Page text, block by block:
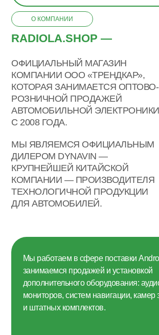
О КОМПАНИИ
Мы работаем в сфере поставки
занимаемся продажей и установкой
дополнительного оборудования:
мониторов, систем навигации, камер
и штатных комплектов.
ОФИЦИАЛЬНЫЙ МАГАЗИН
КОМПАНИИ ООО «ТРЕНДКАР»,
КОТОРАЯ ЗАНИМАЕТСЯ ОПТОВО-
РОЗНИЧНОЙ ПРОДАЖЕЙ
АВТОМОБИЛЬНОЙ ЭЛЕКТРОНИКИ
С 2008 ГОДА.
МЫ ЯВЛЯЕМСЯ ОФИЦИАЛЬНЫМ
ДИЛЕРОМ DYNAVIN —
КРУПНЕЙШЕЙ КИТАЙСКОЙ
КОМПАНИИ — ПРОИЗВОДИТЕЛЯ
ТЕХНОЛОГИЧНОЙ ПРОДУКЦИИ
ДЛЯ АВТОМОБИЛЕЙ.
RADIOLA.SHOP —